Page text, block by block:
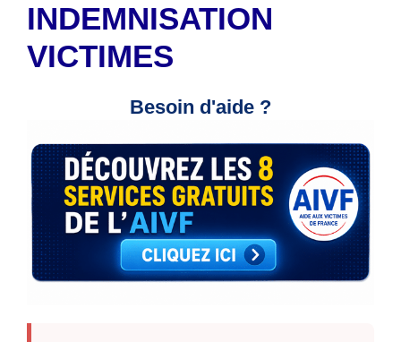
INDEMNISATION
VICTIMES
Besoin d'aide ?